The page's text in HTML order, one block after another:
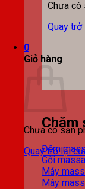
Chưa có
Quay
0
Giỏ hàng
Chưa có sản
Quay trở lại
Chăm
Đệm
Gối
Máy
Máy